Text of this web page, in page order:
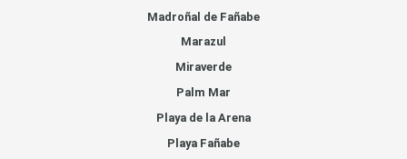
Madroñal de Fañabe
Marazul
Miraverde
Palm Mar
Playa de la Arena
Playa Fañabe